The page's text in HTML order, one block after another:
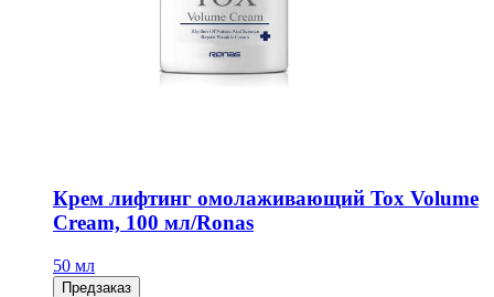
Крем лифтинг омолаживающий Tox Volume
Cream, 100 мл/Ronas
50 мл
Предзаказ